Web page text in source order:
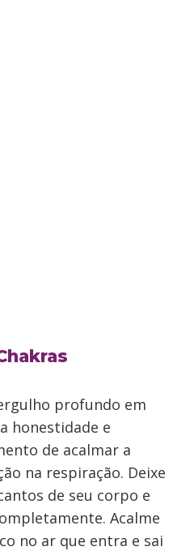
profundo em
honestidade e
de acalmar a
na respiração. Deixe
de seu corpo e
Acalme
no ar que entra e sai